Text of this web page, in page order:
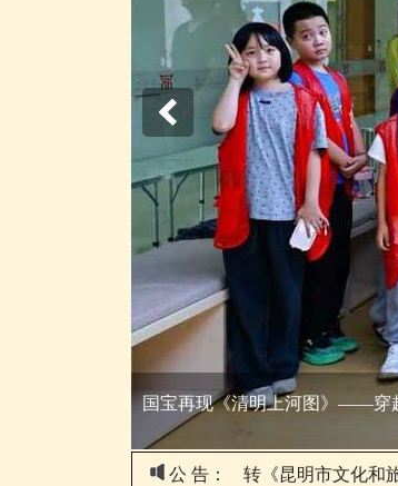
国宝再现《清明上河图》——穿
公 告： 转《昆明市文化和